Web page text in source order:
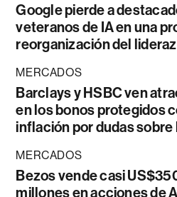
Google pierde a
veteranos de IA en una
reorganización del
MERCADOS
Barclays y HSBC ven
en los bonos protegidos
inflación por dudas sobre
MERCADOS
Bezos vende casi
millones en acciones de